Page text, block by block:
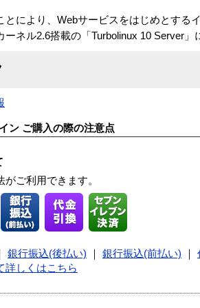
とにより、Webサービスをはじめとする
ネル2.6搭載の「Turbolinux 10 Server
ン ご購入の際の注意点
ご利用できます。
銀行振込(後払い) 銀行振込(前払い)
詳しくはこちら